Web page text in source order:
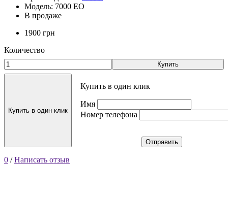
Модель: 7000 EO
В продаже
1900 грн
Количество
Купить
Купить в один клик
Купить в один клик
Имя
Номер телефона
Отправить
0 /Написать отзыв